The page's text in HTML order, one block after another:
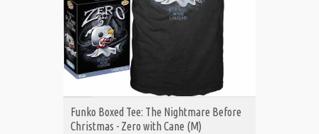
ΑΓΟΡΑ
Funko Boxed Tee: The Nightmare Before
Christmas - Zero with Cane (M)